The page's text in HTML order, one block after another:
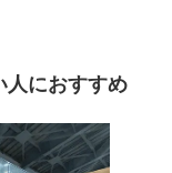
人におすすめ